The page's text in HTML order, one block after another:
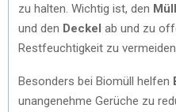
zu halten. Wichtig ist, den
und den Deckel ab und zu
Restfeuchtigkeit zu vermeiden.
Besonders bei Biomüll helfen
unangenehme Gerüche zu